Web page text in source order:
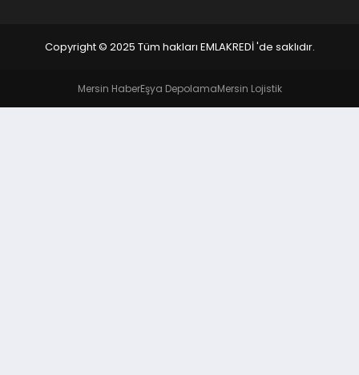
Copyright © 2025 Tüm hakları EMLAKREDİ 'de saklıdır.
Mersin HaberEşya DepolamaMersin Lojistik